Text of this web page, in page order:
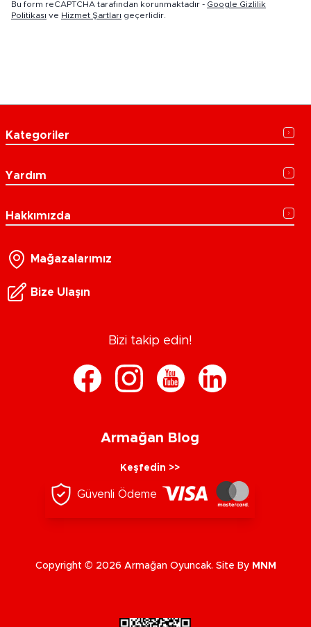
Bu form reCAPTCHA tarafından korunmaktadır - Google Gizlilik
Politikası ve Hizmet Şartları geçerlidir.
Kategoriler
Yardım
Hakkımızda
Mağazalarımız
Bize Ulaşın
Bizi takip edin!
Armağan Blog
Keşfedin >>
Güvenli Ödeme
Copyright © 2026 Armağan Oyuncak. Site By MNM